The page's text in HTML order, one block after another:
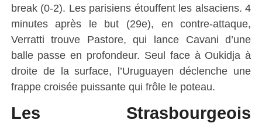
break (0-2). Les parisiens étouffent les alsaciens. 4
minutes après le but (29e), en contre-attaque,
Verratti trouve Pastore, qui lance Cavani d’une
balle passe en profondeur. Seul face à Oukidja à
droite de la surface, l’Uruguayen déclenche une
frappe croisée puissante qui frôle le poteau.
Les Strasbourgeois